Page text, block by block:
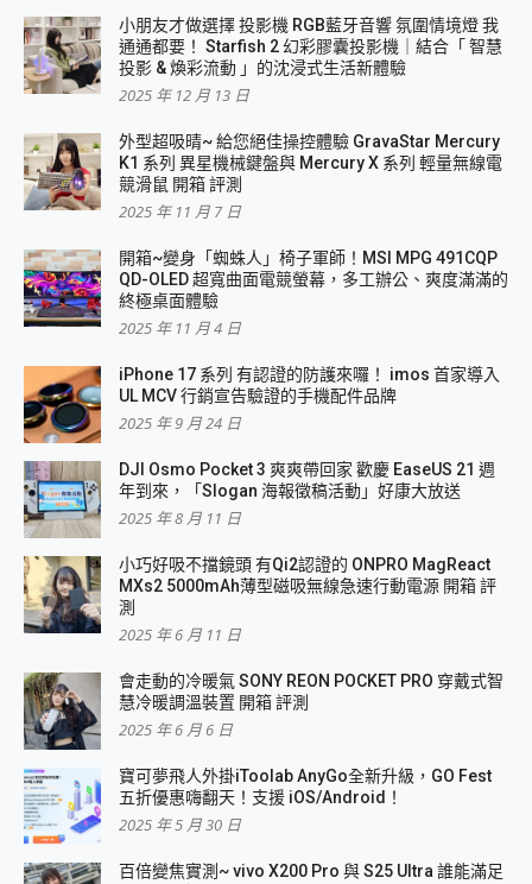
小朋友才做選擇 投影機 RGB藍牙音響 氛圍情境燈 我
通通都要！ Starfish 2 幻彩膠囊投影機｜結合「 智慧
投影 & 煥彩流動 」的沈浸式生活新體驗
2025 年 12 月 13 日
外型超吸晴~ 給您絕佳操控體驗 GravaStar Mercury
K1 系列 異星機械鍵盤與 Mercury X 系列 輕量無線電
競滑鼠 開箱 評測
2025 年 11 月 7 日
開箱~變身「蜘蛛人」椅子軍師！MSI MPG 491CQP
QD-OLED 超寬曲面電競螢幕，多工辦公、爽度滿滿的
終極桌面體驗
2025 年 11 月 4 日
iPhone 17 系列 有認證的防護來囉！ imos 首家導入
UL MCV 行銷宣告驗證的手機配件品牌
2025 年 9 月 24 日
DJI Osmo Pocket 3 爽爽帶回家 歡慶 EaseUS 21 週
年到來，「Slogan 海報徵稿活動」好康大放送
2025 年 8 月 11 日
小巧好吸不擋鏡頭 有Qi2認證的 ONPRO MagReact
MXs2 5000mAh薄型磁吸無線急速行動電源 開箱 評
測
2025 年 6 月 11 日
會走動的冷暖氣 SONY REON POCKET PRO 穿戴式智
慧冷暖調溫裝置 開箱 評測
2025 年 6 月 6 日
寶可夢飛人外掛iToolab AnyGo全新升級，GO Fest
五折優惠嗨翻天！支援 iOS/Android！
2025 年 5 月 30 日
百倍變焦實測~ vivo X200 Pro 與 S25 Ultra 誰能滿足